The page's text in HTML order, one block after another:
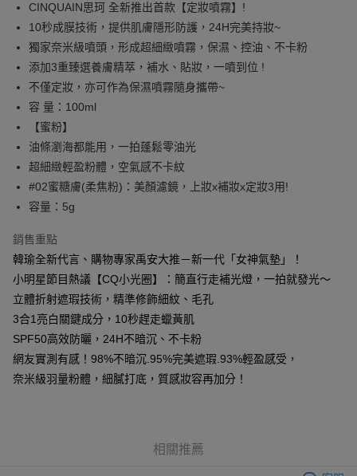
全家取貨付款
每筆NT$85，滿NT$599(含以上)免運費
付款後全家取貨
每筆NT$85，滿NT$599(含以上)免運費
7-11取貨付款
每筆NT$85，滿NT$799(含以上)免運費
付款後7-11取貨
每筆NT$85，滿NT$599(含以上)免運費
每筆NT$85，滿NT$599(含以上)免運費
(FedEx)海外配送 查看運費
CINQUAIN思珂 全新推出首款【定妝噴霧】!
10秒成膜技術，提供肌膚隱形防護，24H完美持妝~
獨家奈米級噴頭，形成超細緻噴霧，保濕、控油、不卡粉
添加3重臻選養膚精萃，補水、貼妝，一噴到位 !
不僅定妝，亦可作為保濕噴霧隨身攜帶~
容 量：100ml
【蜜粉】
油條瀏海都能用，一拍蓬鬆零油光
超細緻輕盈粉體，空氣感不卡紋
#02蜜糖膚(柔焦粉)：美顏濾鏡，上妝x補妝x定妝3用!
容量：5g
銷售重點
韓瑜全新代言、購物專家禹安大推－新一代「女神氣墊」！
小明星節目熱議【CQ小光圈】：簡直行走補光燈，一拍就發光～
立體折射遮瑕技術，精準修飾細紋、毛孔
3合1亮白關鍵成分，10秒趕走蠟黃肌
SPF50高效防曬，24H不暗沉、不卡粉
網友實測有感！98%不暗沉.95%完美遮瑕.93%輕盈感受，
奈米級羽量粉體，細膩打底，質感妝容再加分！
相關推薦